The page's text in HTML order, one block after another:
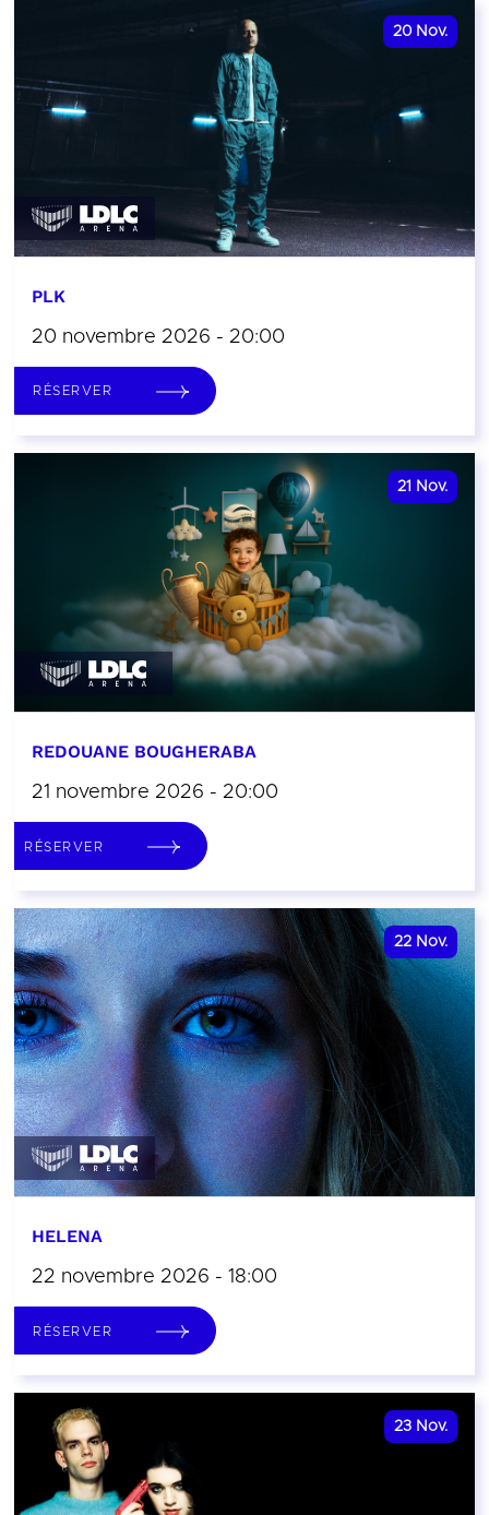
20 Nov.
PLK
20 novembre 2026 - 20:00
RÉSERVER
21 Nov.
REDOUANE BOUGHERABA
21 novembre 2026 - 20:00
RÉSERVER
22 Nov.
HELENA
22 novembre 2026 - 18:00
RÉSERVER
23 Nov.